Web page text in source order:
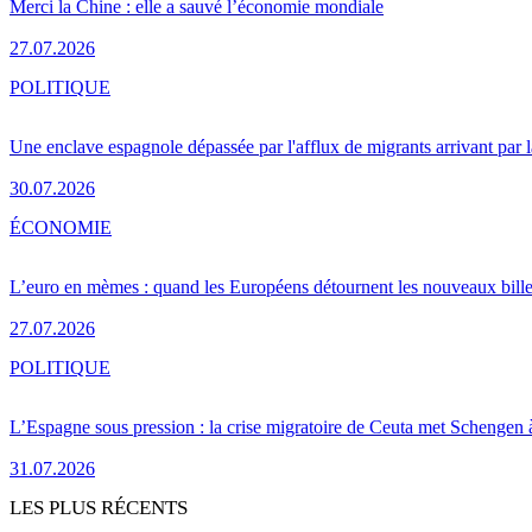
Merci la Chine : elle a sauvé l’économie mondiale
27.07.2026
Une enclave espagnole dépassée par l'afflux de migrants arrivant par
30.07.2026
POLITIQUE
L’euro en mèmes : quand les Européens détournent les nouveaux
27.07.2026
ÉCONOMIE
L’Espagne sous pression : la crise migratoire de Ceuta met Schengen
31.07.2026
POLITIQUE
LES PLUS RÉCENTS